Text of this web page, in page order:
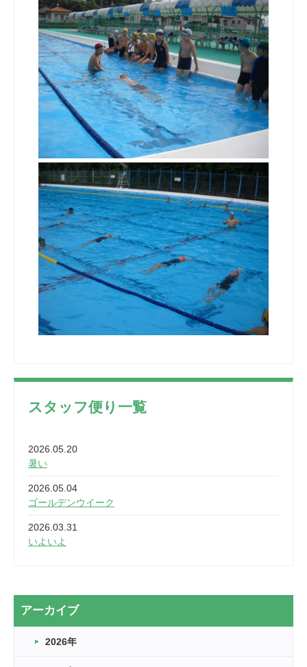
スタッフ便り一覧
2026.05.20
暑い
2026.05.04
ゴールデンウイーク
2026.03.31
いよいよ
2026.03.20
なぎなた
2026.03.16
アーカイブ
2026年